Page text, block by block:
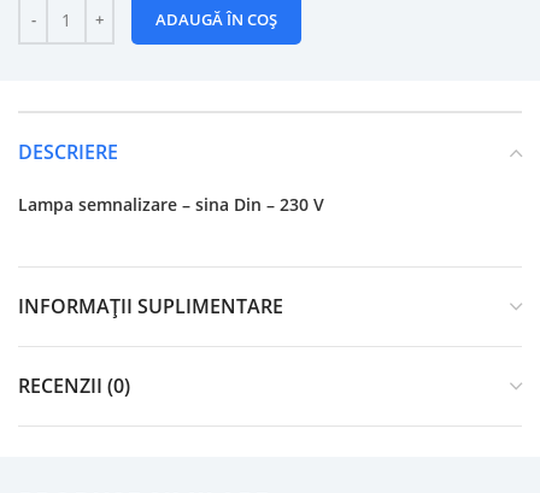
ADAUGĂ ÎN COȘ
DESCRIERE
Lampa semnalizare – sina Din – 230 V
INFORMAȚII SUPLIMENTARE
RECENZII (0)